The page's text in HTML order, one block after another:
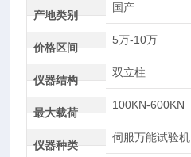
产地类别
国产
价格区间
5万-10万
仪器结构
双立柱
最大载荷
100KN-600KN
仪器种类
伺服万能试验机